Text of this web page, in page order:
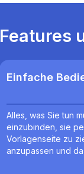
Features
Einfache
Alles, was Sie tun
einzubinden, sie
Vorlagenseite zu
anzupassen und